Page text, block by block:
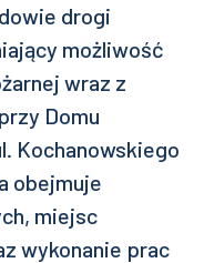
drogi
możliwość
wraz z
Domu
Kochanowskiego
obejmuje
miejsc
wykonanie prac